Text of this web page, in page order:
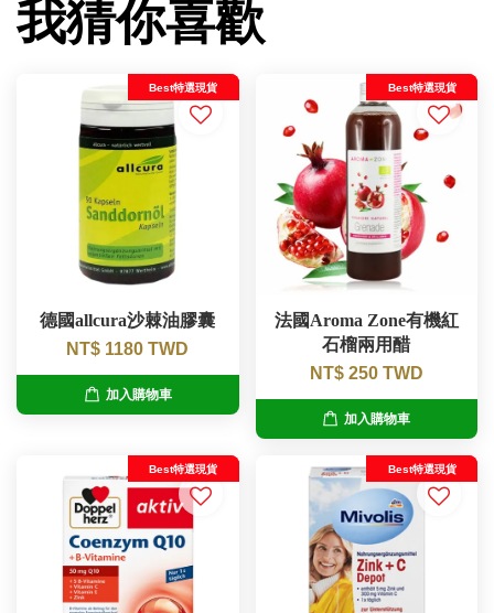
我猜你喜歡
Best特選現貨
德國allcura沙棘油膠囊
NT$ 1180 TWD
加入購物車
Best特選現貨
法國Aroma Zone有機紅
石榴兩用醋
NT$ 250 TWD
加入購物車
Best特選現貨 Best特選現貨